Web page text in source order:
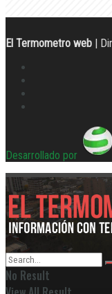
El Termometro web |
Desarrollado por
No Result